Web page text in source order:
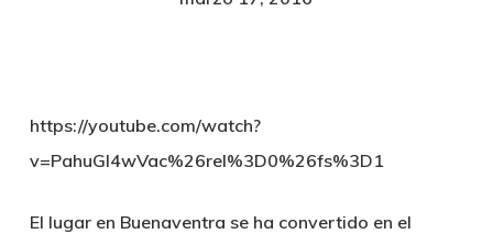
https://youtube.com/watch?
v=PahuGl4wVac%26rel%3D0%26fs%3D1
El lugar en Buenaventra se ha convertido en el